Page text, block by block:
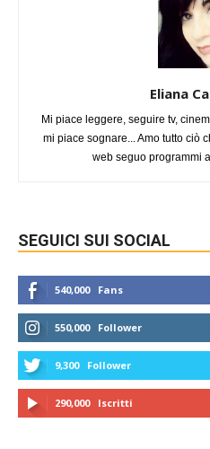
Eliana
Mi piace leggere, seguire tv,
mi piace sognare... Amo tutto ciò
web seguo programmi
SEGUICI SUI SOCIAL
540,000 Fans
550,000 Follower
9,300 Follower
290,000 Iscritti